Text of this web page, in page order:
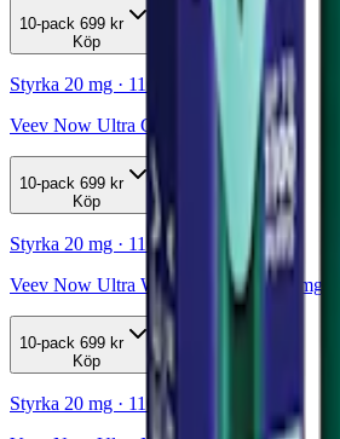
10-pack 699 kr
Köp
Styrka 20 mg · 1100 Puffar
Veev Now Ultra Grape 1100 20mg
10-pack 699 kr
Köp
Styrka 20 mg · 1100 Puffar
Veev Now Ultra Watermelon 1100 20mg
10-pack 699 kr
Köp
Styrka 20 mg · 1100 Puffar